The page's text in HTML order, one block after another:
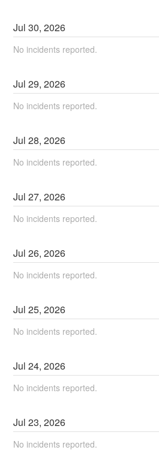
Jul30,2026
No incidents reported.
Jul29,2026
No incidents reported.
Jul28,2026
No incidents reported.
Jul27,2026
No incidents reported.
Jul26,2026
No incidents reported.
Jul25,2026
No incidents reported.
Jul24,2026
No incidents reported.
Jul23,2026
No incidents reported.